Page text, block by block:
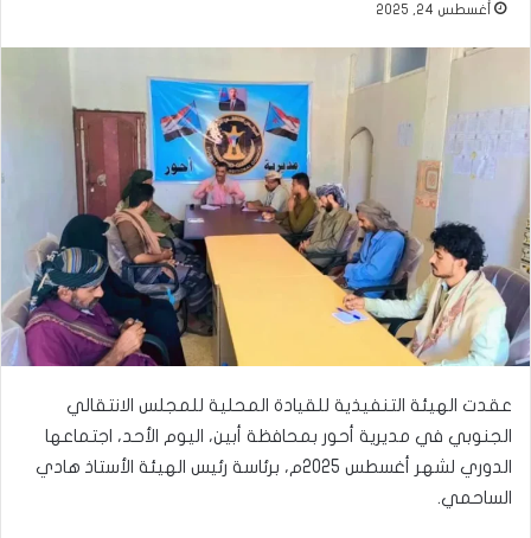
أغسطس 24, 2025
عقدت الهيئة التنفيذية للقيادة المحلية للمجلس الانتقالي
الجنوبي في مديرية أحور بمحافظة أبين، اليوم الأحد، اجتماعها
الدوري لشهر أغسطس 2025م، برئاسة رئيس الهيئة الأستاذ هادي
الساحمي.